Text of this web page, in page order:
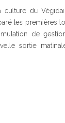
du
les premières
de
sortie